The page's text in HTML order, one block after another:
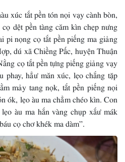
tắt pền tón nọi vạy cành bòn,
dệt pền tàng căm kìn chẹp nưng
pi nọng cọ tắt pền piếng ma giảng
dú xã Chiềng Pấc, huyện Thuận
cọ tắt pền tựng piếng giảng vạy
hẳư măn xúc, lẹo chắng tặp
mảy tang nọk, tắt pền piếng nọi
ók, lẹo àu ma chẳm chéo kìn. Con
àu ma hắn vàng chụp xắư mák
cọ chơ khék ma dàm”.